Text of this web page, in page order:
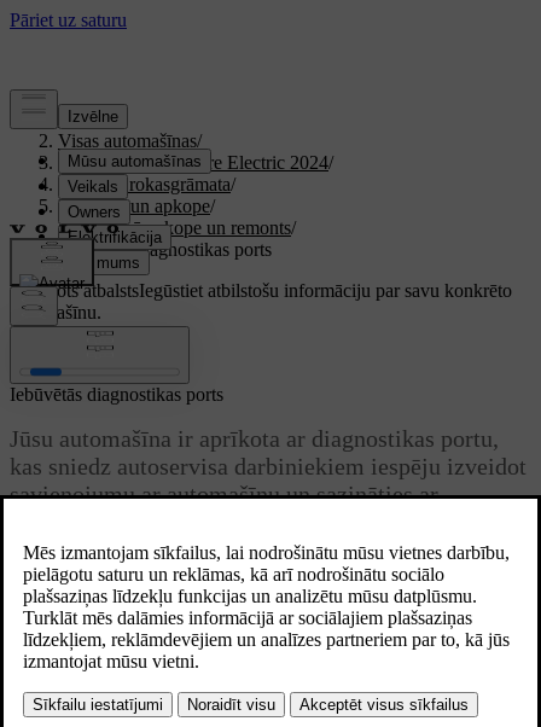
Atbalsts
Visas automašīnas/
XC40 Recharge Pure Electric 2024/
Lietotāja rokasgrāmata/
Kopšana un apkope/
Tehniskā apkope un remonts/
Iebūvētās diagnostikas ports
Pielāgots atbalstsIegūstiet atbilstošu informāciju par savu konkrēto
automašīnu.
Pierakstīties
Atjaunināts 28.10.2024
Iebūvētās diagnostikas ports
Jūsu automašīna ir aprīkota ar diagnostikas portu,
kas sniedz autoservisa darbiniekiem iespēju izveidot
savienojumu ar automašīnu un sazināties ar
kas nav autorizēts uzņēmumā Volvo.
Diagnostikas ports atbilst OBDII tipam.
Diagnostikas ports atrodas instrumentu paneļa apakšā blakus dzinēja
pārsega pacelšanas svirai.